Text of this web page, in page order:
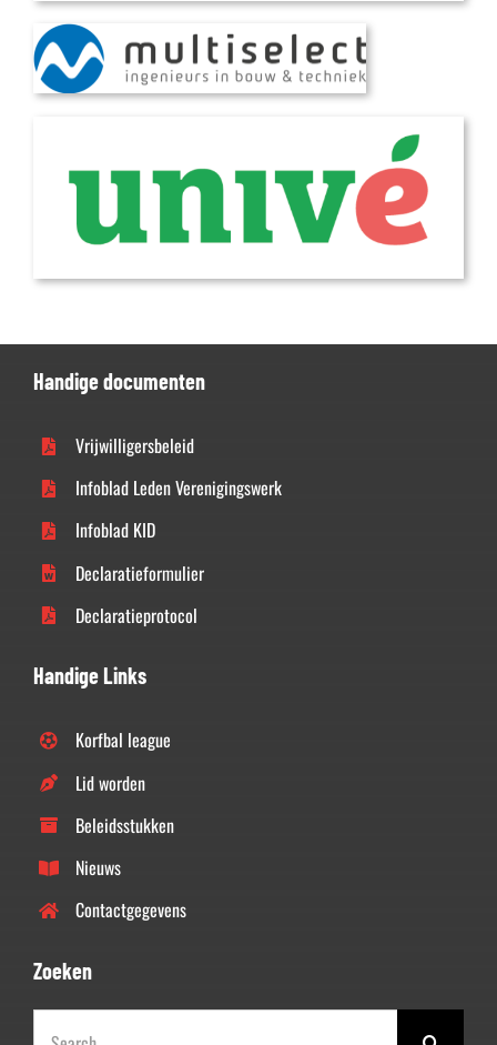
Handige documenten
Vrijwilligersbeleid
Infoblad Leden Verenigingswerk
Infoblad KID
Declaratieformulier
Declaratieprotocol
Handige Links
Korfbal league
Lid worden
Beleidsstukken
Nieuws
Contactgegevens
Zoeken